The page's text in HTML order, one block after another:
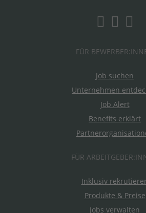
FÜR
Job suchen
Unternehmen
Job Alert
Benefits erklärt
FÜR
Inklusiv
Produkte & Preise
Jobs verwalten